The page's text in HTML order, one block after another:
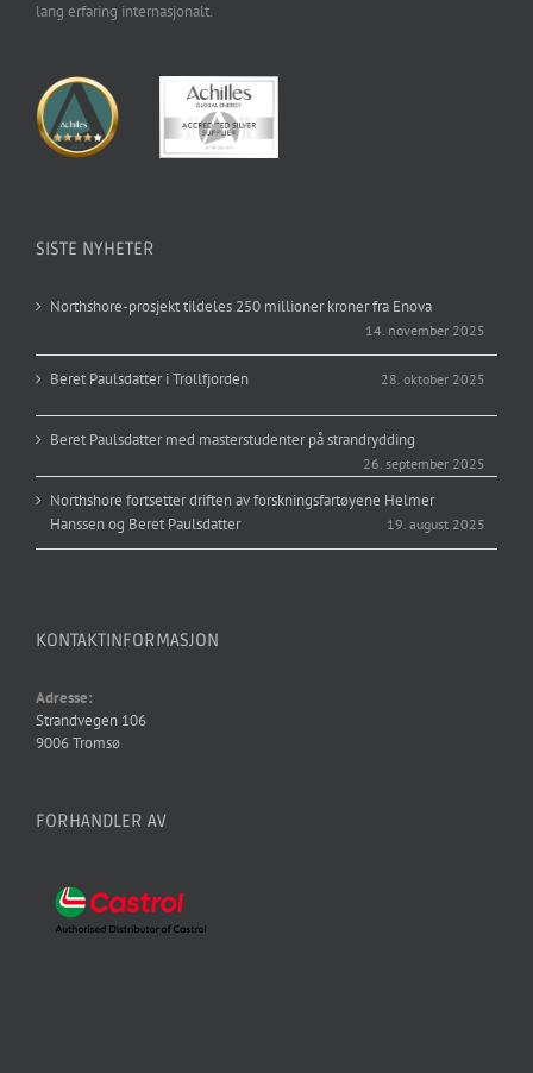
lang erfaring internasjonalt.
SISTE NYHETER
Northshore-prosjekt tildeles 250 millioner kroner fra Enova
14. november 2025
Beret Paulsdatter i Trollfjorden 28. oktober 2025
Beret Paulsdatter med masterstudenter på strandrydding
26. september 2025
Northshore fortsetter driften av forskningsfartøyene Helmer
Hanssen og Beret Paulsdatter
19. august 2025
KONTAKTINFORMASJON
Adresse:
Strandvegen 106
9006 Tromsø
FORHANDLER AV